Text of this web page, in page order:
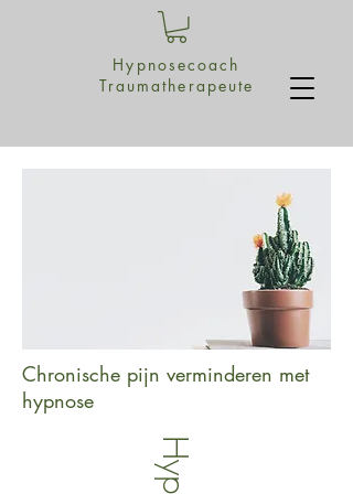
Hypnosecoach
Traumatherapeute
Chronische pijn verminderen met
hypnose